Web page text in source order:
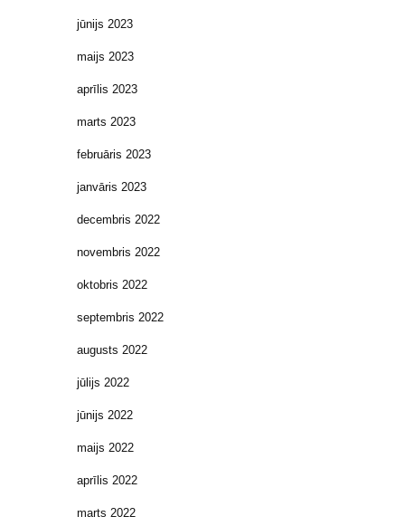
jūnijs 2023
maijs 2023
aprīlis 2023
marts 2023
februāris 2023
janvāris 2023
decembris 2022
novembris 2022
oktobris 2022
septembris 2022
augusts 2022
jūlijs 2022
jūnijs 2022
maijs 2022
aprīlis 2022
marts 2022